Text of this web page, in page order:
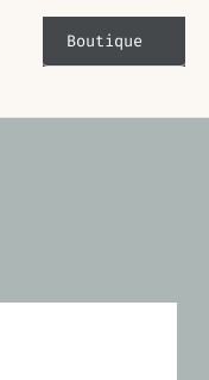
Boutique